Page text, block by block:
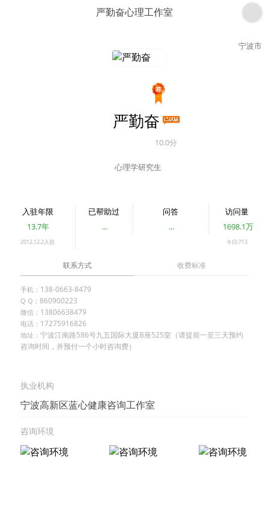
严勤奋心理工作室
宁波市
严勤奋
10.0分
心理学研究生
入驻年限
13.7年
2012.12.2入驻
已帮助过
...
问答
...
访问量
1698.1万
今日:713
联系方式 收费标准
手机： 138-0663-8479
Q Q： 860900223
微信： 13806638479
电话： 17275916826
地址： 宁波江南路586号九五国际大厦B座525室（请提前一至三天预约
咨询时间，并预付一个小时咨询费）
执业机构
宁波高新区蓝心健康咨询工作室
咨询环境